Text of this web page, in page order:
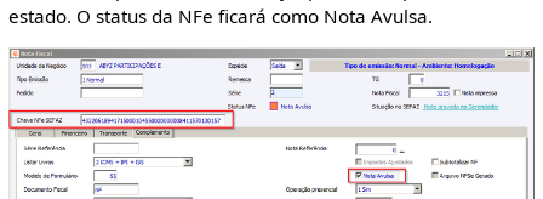
estado. O status da NFe ficará como Nota Avulsa.